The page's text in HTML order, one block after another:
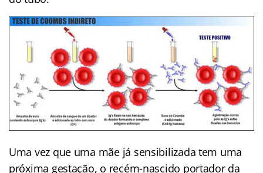
Uma vez que uma mãe já sensibilizada tem uma
próxima gestação, o recém-nascido portador da